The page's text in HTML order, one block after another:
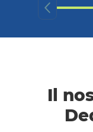
Il